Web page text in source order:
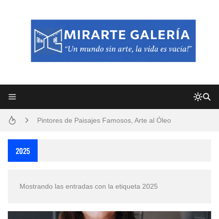
Pintores de Paisajes Famosos, Arte al Óleo
San Valentín Dibujos a Lápiz del 14 de Febrero
2025
Mostrando las entradas con la etiqueta 2025